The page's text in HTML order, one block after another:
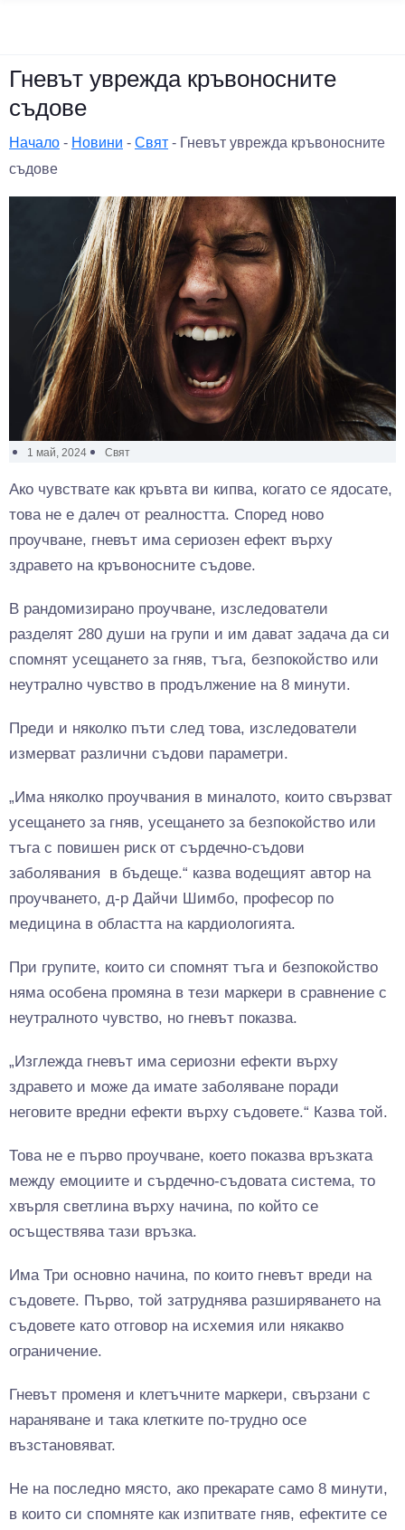
Гневът уврежда кръвоносните
съдове
Начало - Новини - Свят - Гневът уврежда кръвоносните
съдове
1 май, 2024 Свят
Ако чувствате как кръвта ви кипва, когато се ядосате,
това не е далеч от реалността. Според ново
проучване, гневът има сериозен ефект върху
здравето на кръвоносните съдове.
В рандомизирано проучване, изследователи
разделят 280 души на групи и им дават задача да си
спомнят усещането за гняв, тъга, безпокойство или
неутрално чувство в продължение на 8 минути.
Преди и няколко пъти след това, изследователи
измерват различни съдови параметри.
„Има няколко проучвания в миналото, които свързват
усещането за гняв, усещането за безпокойство или
тъга с повишен риск от сърдечно-съдови
заболявания в бъдеще.“ казва водещият автор на
проучването, д-р Дайчи Шимбо, професор по
медицина в областта на кардиологията.
При групите, които си спомнят тъга и безпокойство
няма особена промяна в тези маркери в сравнение с
неутралното чувство, но гневът показва.
„Изглежда гневът има сериозни ефекти върху
здравето и може да имате заболяване поради
неговите вредни ефекти върху съдовете.“ Казва той.
Това не е първо проучване, което показва връзката
между емоциите и сърдечно-съдовата система, то
хвърля светлина върху начина, по който се
осъществява тази връзка.
Има Три основно начина, по които гневът вреди на
съдовете. Първо, той затруднява разширяването на
съдовете като отговор на исхемия или някакво
ограничение.
Гневът променя и клетъчните маркери, свързани с
нараняване и така клетките по-трудно осе
възстановяват.
Не на последно място, ако прекарате само 8 минути,
в които си спомняте как изпитвате гняв, ефектите се